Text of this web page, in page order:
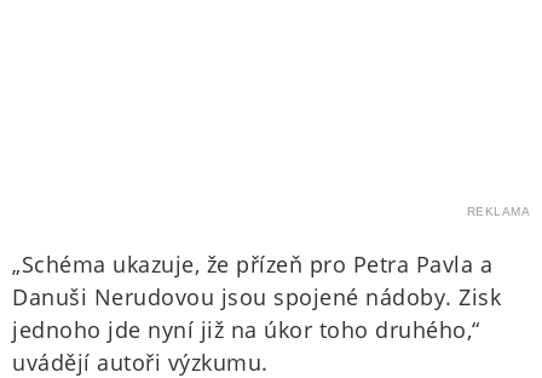
REKLAMA
„Schéma ukazuje, že přízeň pro Petra Pavla a
Danuši Nerudovou jsou spojené nádoby. Zisk
jednoho jde nyní již na úkor toho druhého,“
uvádějí autoři výzkumu.